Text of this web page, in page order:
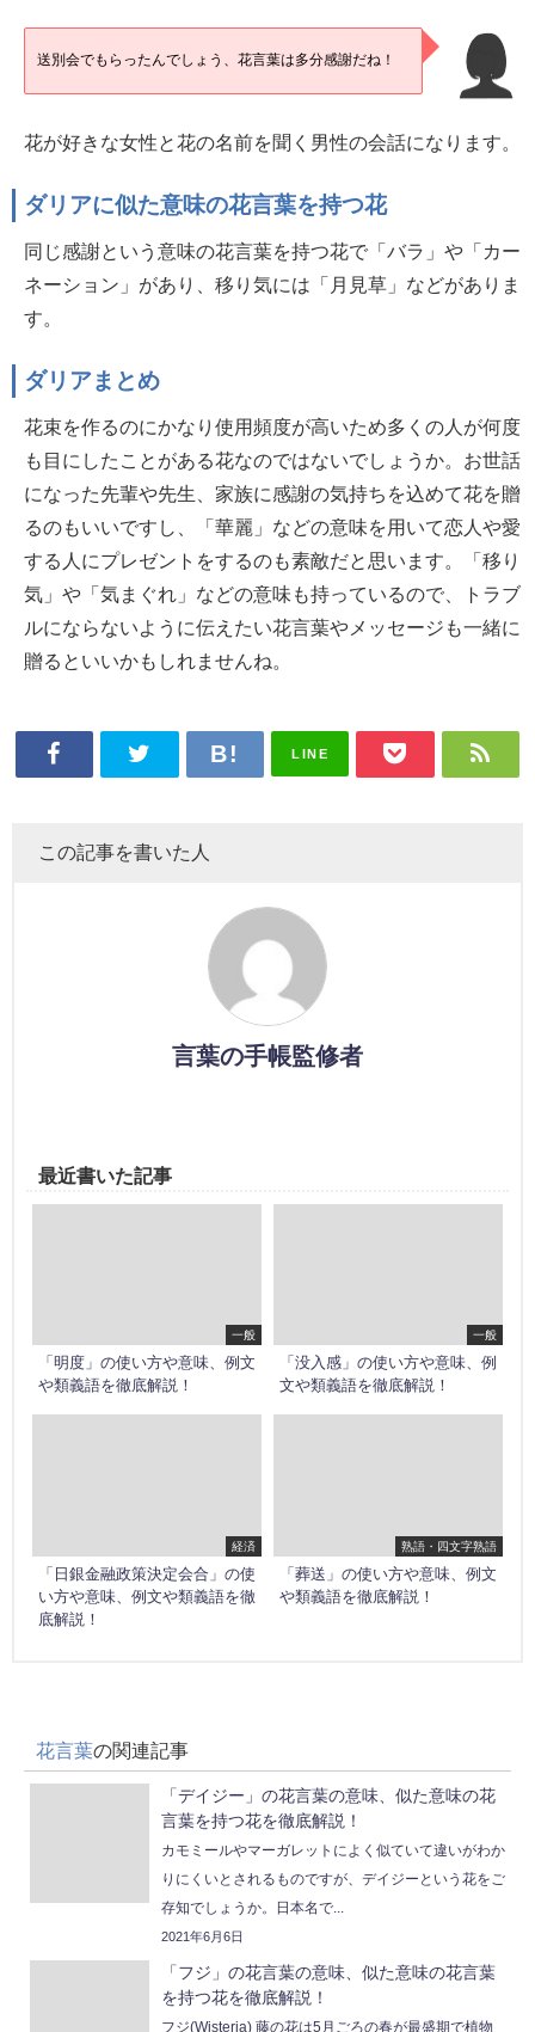
送別会でもらったんでしょう、花言葉は多分感謝だね！
花が好きな女性と花の名前を聞く男性の会話になります。
ダリアに似た意味の花言葉を持つ花
同じ感謝という意味の花言葉を持つ花で「バラ」や「カー
ネーション」があり、移り気には「月見草」などがありま
す。
ダリアまとめ
花束を作るのにかなり使用頻度が高いため多くの人が何度
も目にしたことがある花なのではないでしょうか。お世話
になった先輩や先生、家族に感謝の気持ちを込めて花を贈
るのもいいですし、「華麗」などの意味を用いて恋人や愛
する人にプレゼントをするのも素敵だと思います。「移り
気」や「気まぐれ」などの意味も持っているので、トラブ
ルにならないように伝えたい花言葉やメッセージも一緒に
贈るといいかもしれませんね。
LINE
この記事を書いた人
言葉の手帳監修者
最近書いた記事
一般
「明度」の使い方や意味、例文
や類義語を徹底解説！
一般
「没入感」の使い方や意味、例
文や類義語を徹底解説！
経済
「日銀金融政策決定会合」の使
い方や意味、例文や類義語を徹
底解説！
熟語・四文字熟語
「葬送」の使い方や意味、例文
や類義語を徹底解説！
花言葉の関連記事
「デイジー」の花言葉の意味、似た意味の花
言葉を持つ花を徹底解説！
カモミールやマーガレットによく似ていて違いがわか
りにくいとされるものですが、デイジーという花をご
存知でしょうか。日本名で...
2021年6月6日
「フジ」の花言葉の意味、似た意味の花言葉
を持つ花を徹底解説！
フジ(Wisteria) 藤の花は5月ごろの春が最盛期で植物